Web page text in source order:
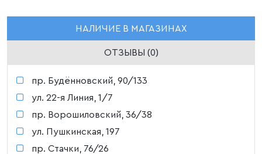
НАЛИЧИЕ В МАГАЗИНАХ
ОТЗЫВЫ (0)
пр. Будённовский, 90/133
ул. 22-я Линия, 1/7
пр. Ворошиловский, 36/38
ул. Пушкинская, 197
пр. Стачки, 76/26